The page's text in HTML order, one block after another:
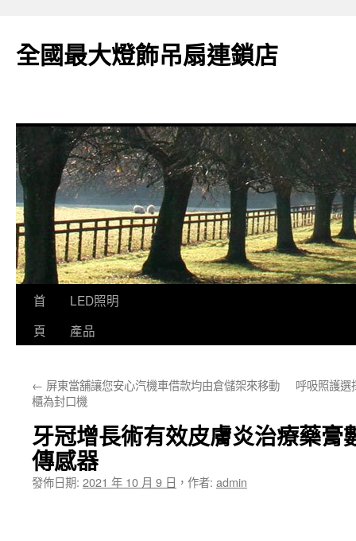
全國最大燈飾吊扇連鎖店
跳
要
容
首
頁
LED照明
產品
← 屏東當舖讓您安心汽機車借款均由倉儲架來移動
櫃為封口機
呼吸照護選
牙冠增長術有效皮膚炎治療藥膏
傳感器
發佈日期: 2021 年 10 月 9 日 ， 作者: admin